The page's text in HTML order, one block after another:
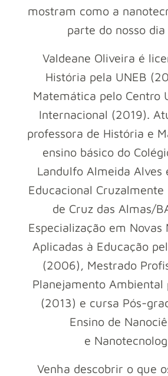
mostram como a
parte do nosso dia
Valdeane Oliveira é
História pela UNEB
Matemática pelo Centro
Internacional (2019).
professora de História e
ensino básico do
Landulfo Almeida Alves
Educacional
de Cruz das Almas/
Especialização em Novas
Aplicadas à Educação
(2006), Mestrado
Planejamento Ambiental
(2013) e cursa Pós-
Ensino de
e
Venha descobrir o que